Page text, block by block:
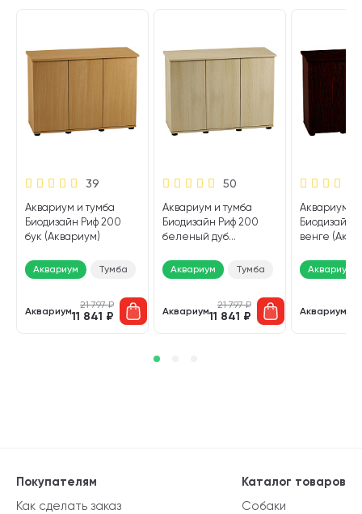
39
Аквариум и тумба
Биодизайн Риф 200
бук (Аквариум)
Аквариум Тумба
Аквариум
21 797₽
11 841 ₽
50
Аквариум и тумба
Биодизайн Риф 200
беленый дуб
Аквариум Тумба
Аквариум
21 797₽
11 841 ₽
Аквариум и
Биодизайн
венге
Аквариум
Аквариум
Каталог товаров
Собаки
Покупателям
Как сделать заказ